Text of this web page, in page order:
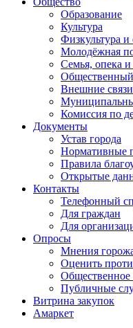
Образование
Культура
Физкультура и
Молодёжная
Семья, опека и
Общественный
Внешние
Комиссия по
Документы
Устав города
Нормативные
Правила
Открытые
Контакты
Телефонный
Для граждан
Для
Опросы
Мнения
Оценить
Общественное
Публичные
Витрина закупок
Амаркет